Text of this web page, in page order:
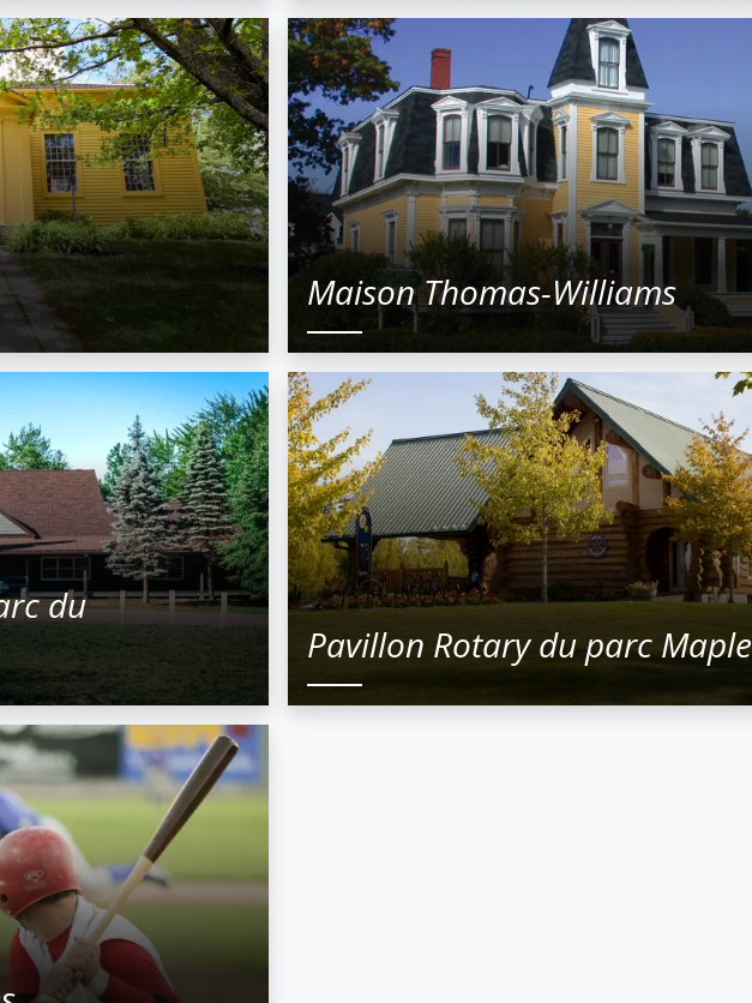
Maison Thomas-Williams
du
Pavillon Rotary du parc